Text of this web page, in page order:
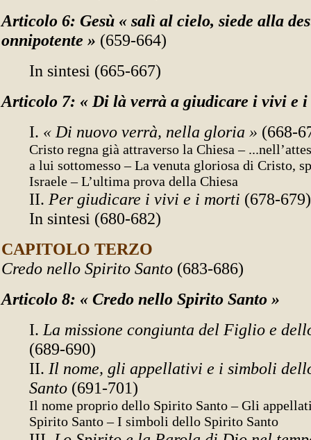
Articolo 6: Gesù « salì al cielo, siede alla
onnipotente » (659-664)
In sintesi (665-667)
Articolo 7: « Di là verrà a giudicare i vivi e
I. « Di nuovo verrà, nella gloria » (668-
Cristo regna già attraverso la Chiesa –
a lui sottomesso – La venuta gloriosa di Cristo,
Israele – L’ultima prova della Chiesa
II. Per giudicare i vivi e i morti (678-679)
In sintesi (680-682)
CAPITOLO TERZO
Credo nello Spirito Santo (683-686)
Articolo 8: « Credo nello Spirito Santo »
I. La missione congiunta del Figlio e
(689-690)
II. Il nome, gli appellativi e i simboli
Santo (691-701)
Il nome proprio dello Spirito Santo – Gli
Spirito Santo – I simboli dello Spirito Santo